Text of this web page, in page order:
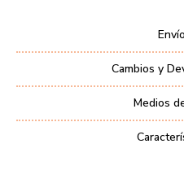
Cambios y
Medios